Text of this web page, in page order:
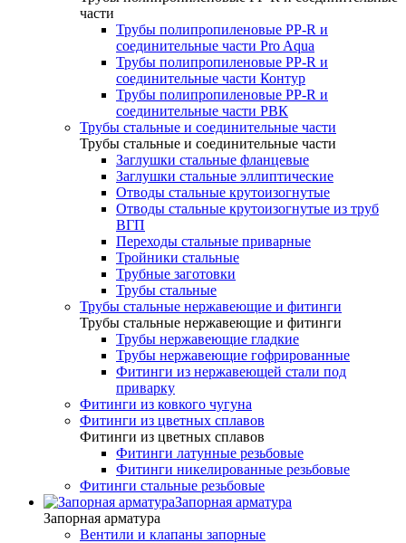
части
Трубы полипропиленовые PP-R и
соединительные части Pro Aqua
Трубы полипропиленовые PP-R и
соединительные части Контур
Трубы полипропиленовые PP-R и
соединительные части РВК
Трубы стальные и соединительные части
Трубы стальные и соединительные части
Заглушки стальные фланцевые
Заглушки стальные эллиптические
Отводы стальные крутоизогнутые
Отводы стальные крутоизогнутые из труб
ВГП
Переходы стальные приварные
Тройники стальные
Трубные заготовки
Трубы стальные
Трубы стальные нержавеющие и фитинги
Трубы стальные нержавеющие и фитинги
Трубы нержавеющие гладкие
Трубы нержавеющие гофрированные
Фитинги из нержавеющей стали под
приварку
Фитинги из ковкого чугуна
Фитинги из цветных сплавов
Фитинги из цветных сплавов
Фитинги латунные резьбовые
Фитинги никелированные резьбовые
Фитинги стальные резьбовые
Запорная арматура
Запорная арматура
Вентили и клапаны запорные